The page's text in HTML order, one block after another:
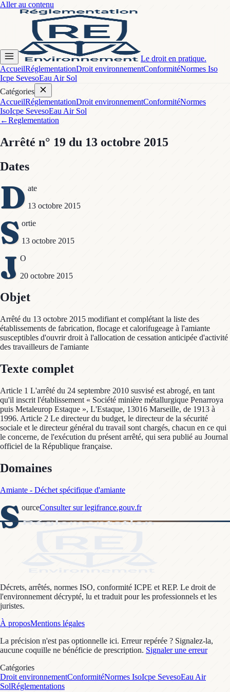
Aller au contenu
Le droit en pratique.
AccueilRéglementationDroit environnementConformitéNormes Iso
Icpe SevesoEau Air Sol
Catégories
AccueilRéglementationDroit environnementConformitéNormes
IsoIcpe SevesoEau Air Sol
←Reglementation
Arrêté n° 19 du 13 octobre 2015
Dates
D ate
13 octobre 2015
S ortie
13 octobre 2015
J O
20 octobre 2015
Objet
Arrêté du 13 octobre 2015 modifiant et complétant la liste des
établissements de fabrication, flocage et calorifugeage à l'amiante
susceptibles d'ouvrir droit à l'allocation de cessation anticipée d'activité
des travailleurs de l'amiante
Texte complet
Article 1 L'arrêté du 24 septembre 2010 susvisé est abrogé, en tant
qu'il inscrit l'établissement « Société minière métallurgique Penarroya
puis Metaleurop Estaque », L'Estaque, 13016 Marseille, de 1913 à
1996. Article 2 Le directeur du budget, le directeur de la sécurité
sociale et le directeur général du travail sont chargés, chacun en ce qui
le concerne, de l'exécution du présent arrêté, qui sera publié au Journal
officiel de la République française.
Domaines
Amiante - Déchet spécifique d'amiante
S ourceConsulter sur legifrance.gouv.fr
Décrets, arrêtés, normes ISO, conformité ICPE et REP. Le droit de
l'environnement décrypté, lu et traduit pour les professionnels et les
juristes.
À proposMentions légales
La précision n'est pas optionnelle ici. Erreur repérée ? Signalez-la,
aucune coquille ne bénéficie de prescription. Signaler une erreur
Catégories
Droit environnementConformitéNormes IsoIcpe SevesoEau Air
SolRéglementations